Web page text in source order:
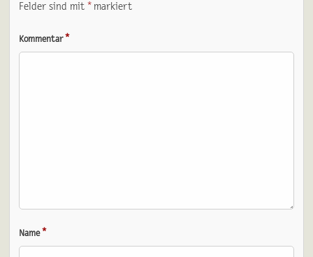
Felder sind mit*markiert
Kommentar*
Name*